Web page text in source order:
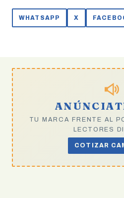
México convoca a niñas y
niños de 3 a 12 años de
edad, que…
WHATSAPP X
TU MARCA FRENTE AL
LECTORES
COTIZAR